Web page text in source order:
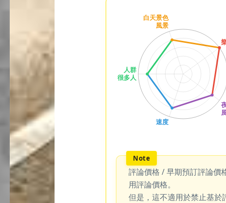
評論價格 / 早期預訂評論價
用評論價格。
但是，這不適用於禁止基於